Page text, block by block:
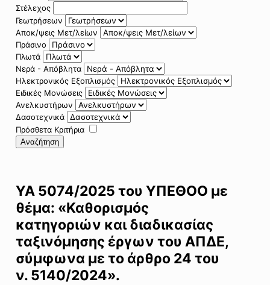
Στέλεχος
Γεωτρήσεων
Αποκ/ψεις Μετ/λείων
Πράσινο
Πλωτά
Νερά - Απόβλητα
Ηλεκτρονικός Εξοπλισμός
Ειδικές Μονώσεις
Ανελκυστήρων
Δασοτεχνικά
Πρόσθετα Κριτήρια
Αναζήτηση
ΥΑ 5074/2025 του ΥΠΕΘΟΟ με
θέμα: «Καθορισμός
κατηγοριών και διαδικασίας
ταξινόμησης έργων του ΑΠΔΕ,
σύμφωνα με το άρθρο 24 του
ν. 5140/2024».